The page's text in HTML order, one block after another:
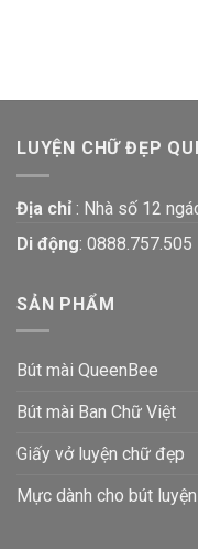
LUYỆN CHỮ ĐẸP
Địa chỉ : Nhà số 12
Di động: 0888.757.505
SẢN PHẨM
Bút mài QueenBee
Bút mài Ban Chữ Việt
Giấy vở luyện chữ đẹp
Mực dành cho bút